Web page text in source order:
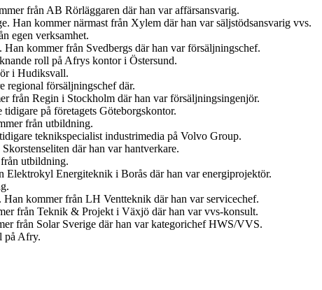
från AB Rörläggaren där han var affärsansvarig.
Han kommer närmast från Xylem där han var säljstödsansvarig vvs.
egen verksamhet.
kommer från Svedbergs där han var försäljningschef.
roll på Afrys kontor i Östersund.
i Hudiksvall.
regional försäljningschef där.
från Regin i Stockholm där han var försäljningsingenjör.
på företagets Göteborgskontor.
från utbildning.
teknikspecialist industrimedia på Volvo Group.
där han var hantverkare.
utbildning.
Elektrokyl Energiteknik i Borås där han var energiprojektör.
kommer från LH Ventteknik där han var servicechef.
från Teknik & Projekt i Växjö där han var vvs-konsult.
från Solar Sverige där han var kategorichef HWS/VVS.
på Afry.